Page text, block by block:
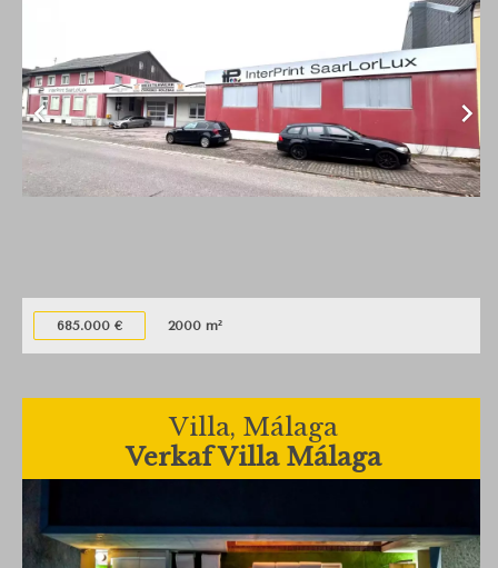
685.000 € 2000 m²
Villa, Málaga
Verkaf Villa Málaga